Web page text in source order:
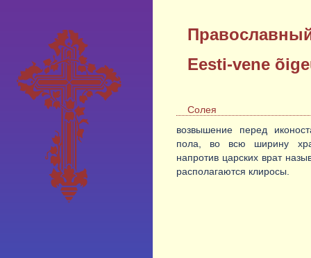
Eesti-vene
Солея
возвышение перед
пола, во всю ширину
напротив царских врат
располагаются клиросы.